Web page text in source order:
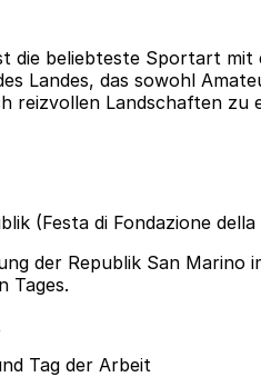
die beliebteste Sportart mit
Landes, das sowohl
reizvollen Landschaften zu
(Festa di Fondazione
der Republik San
Tages.
Tag der Arbeit